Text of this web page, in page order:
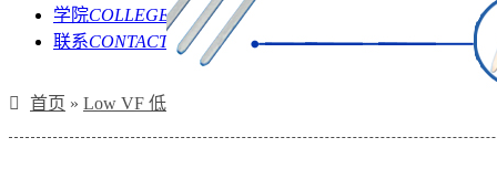
学院COLLEGE
联系CONTACT
首页 » Low VF 低压降肖特基